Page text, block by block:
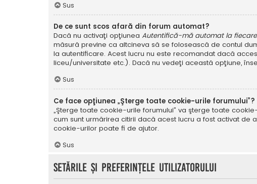
Sus
De ce sunt scos afară din forum automat?
Dacă nu activaţi opţiunea Autentifică-mă automat la
măsură previne ca altcineva să se folosească de contul
la autentificare. Acest lucru nu este recomandat dacă
liceu/universitate etc.). Dacă nu vedeţi această opţiune,
Sus
Ce face opţiunea „Şterge toate cookie-urile forumului”?
„Şterge toate cookie-urile forumului” va şterge toate
cum sunt urmărirea citirii dacă acest lucru a fost activat
cookie-urilor poate fi de ajutor.
Sus
Setările şi preferinţele utilizatorului